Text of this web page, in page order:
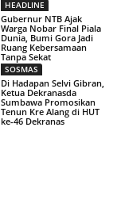
HEADLINE
Gubernur NTB Ajak
Warga Nobar Final Piala
Dunia, Bumi Gora Jadi
Ruang Kebersamaan
Tanpa Sekat
SOSMAS
Di Hadapan Selvi Gibran,
Ketua Dekranasda
Sumbawa Promosikan
Tenun Kre Alang di HUT
ke-46 Dekranas